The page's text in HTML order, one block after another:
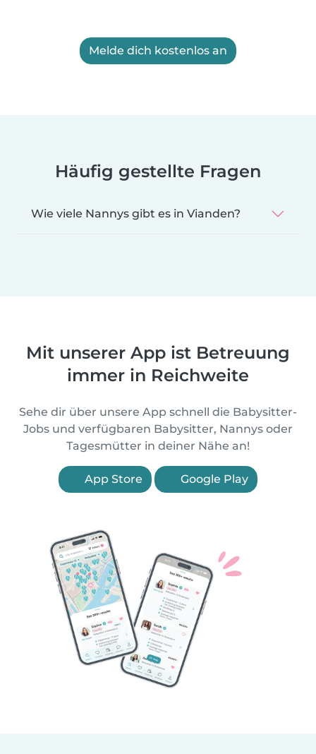
Melde dich kostenlos an
Häufig gestellte Fragen
Wie viele Nannys gibt es in Vianden?
Mit unserer App ist Betreuung
immer in Reichweite
Sehe dir über unsere App schnell die Babysitter-
Jobs und verfügbaren Babysitter, Nannys oder
Tagesmütter in deiner Nähe an!
App Store Google Play